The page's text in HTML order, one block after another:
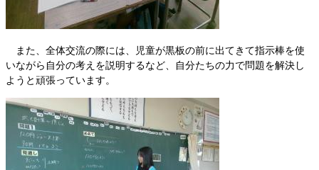
また、全体交流の際には、児童が黒板の前に出てきて指示棒を使
いながら自分の考えを説明するなど、自分たちの力で問題を解決し
ようと頑張っています。